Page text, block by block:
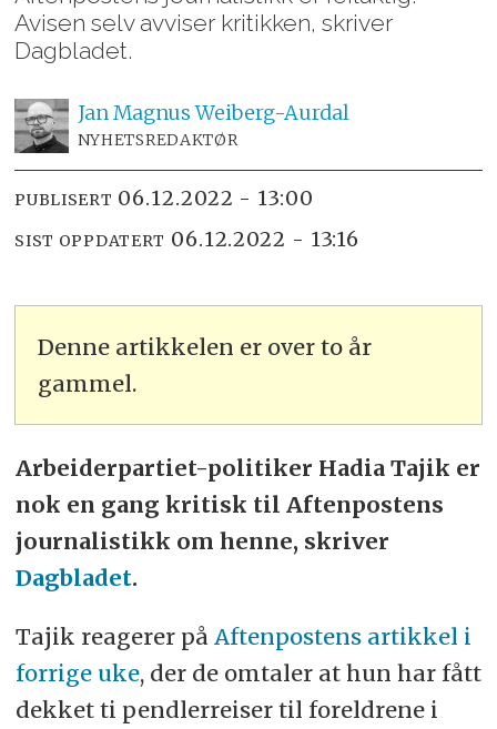
Avisen selv avviser kritikken, skriver
Dagbladet.
Jan Magnus Weiberg-Aurdal
NYHETSREDAKTØR
PUBLISERT 06.12.2022 - 13:00
SIST OPPDATERT 06.12.2022 - 13:16
Denne artikkelen er over to år
gammel.
Arbeiderpartiet-politiker Hadia Tajik er
nok en gang kritisk til Aftenpostens
journalistikk om henne, skriver
Dagbladet.
Tajik reagerer på Aftenpostens artikkel i
forrige uke, der de omtaler at hun har fått
dekket ti pendlerreiser til foreldrene i